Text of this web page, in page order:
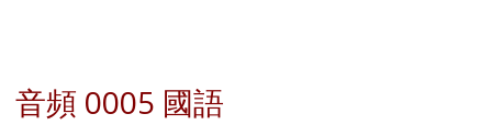
音頻 0005 國語